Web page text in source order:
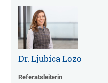
Dr. Ljubica Lozo
Referatsleiterin